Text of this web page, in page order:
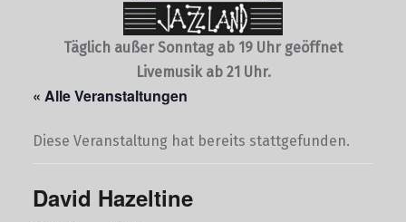
Täglich außer Sonntag ab 19 Uhr geöffnet
Livemusik ab 21 Uhr.
« Alle Veranstaltungen
Diese Veranstaltung hat bereits stattgefunden.
David Hazeltine